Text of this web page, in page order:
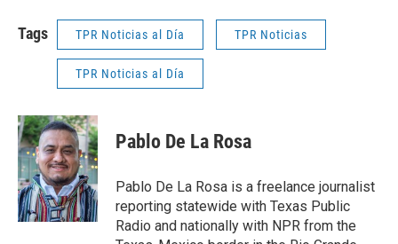
Tags TPR Noticias al Día TPR Noticias
TPR Noticias al Día
Pablo De La Rosa
Pablo De La Rosa is a freelance journalist
reporting statewide with Texas Public
Radio and nationally with NPR from the